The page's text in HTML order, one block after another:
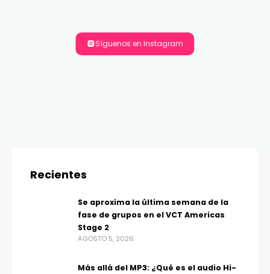
Síguenos en Instagram
Recientes
Se aproxima la última semana de la
fase de grupos en el VCT Americas
Stage 2
AGOSTO 5, 2026
Más allá del MP3: ¿Qué es el audio Hi-